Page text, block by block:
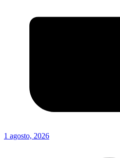
1 agosto, 2026